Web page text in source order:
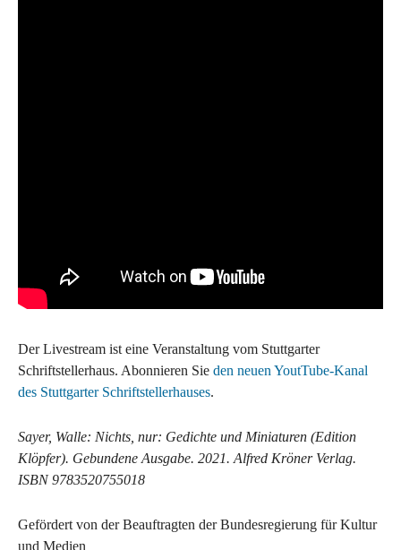
Der Livestream ist eine Veranstaltung vom Stuttgarter
Schriftstellerhaus. Abonnieren Sie den neuen YoutTube-Kanal
des Stuttgarter Schriftstellerhauses.
Sayer, Walle: Nichts, nur: Gedichte und Miniaturen (Edition
Klöpfer). Gebundene Ausgabe. 2021. Alfred Kröner Verlag.
ISBN 9783520755018
Gefördert von der Beauftragten der Bundesregierung für Kultur
und Medien